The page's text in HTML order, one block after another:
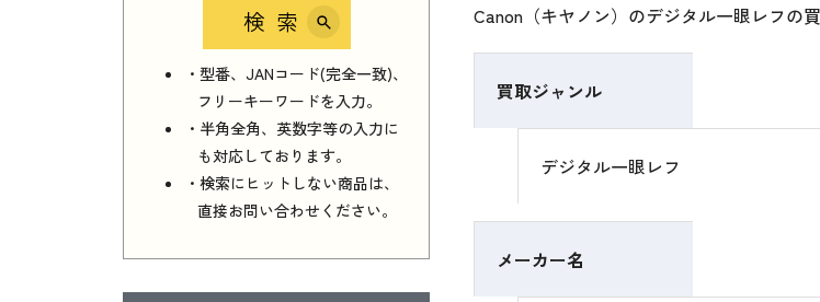
検索
・型番、JANコード(完全一致)、
フリーキーワードを入力。
・半角全角、英数字等の入力に
も対応しております。
・検索にヒットしない商品は、
直接お問い合わせください。
Canon（キヤノン）のデジタル一眼レフの
買取ジャンル
デジタル一眼レフ
メーカー名